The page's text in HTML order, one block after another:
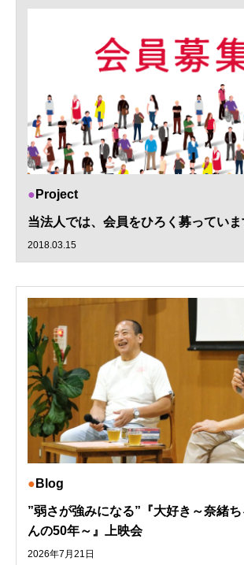
Project
当法人では、会員をひろく募っていま
2018.03.15
Blog
”弱さが強みになる”『大好き～奈緒
んの50年～』上映会
2026年7月21日